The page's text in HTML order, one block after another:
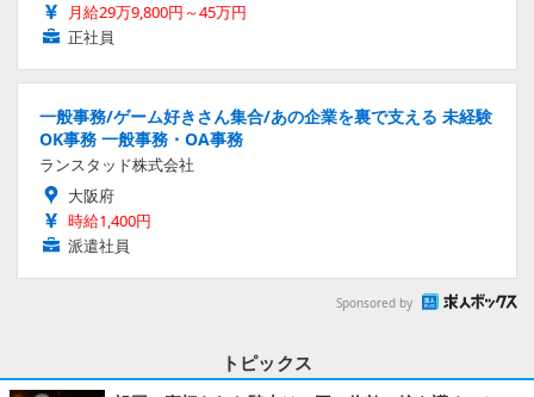
月給29万9,800円～45万円
正社員
一般事務/ゲーム好きさん集合/あの企業を裏で支える 未経験
OK事務 一般事務・OA事務
ランスタッド株式会社
大阪府
時給1,400円
派遣社員
Sponsored by
トピックス